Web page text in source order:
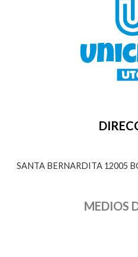
SANTA BERNARDITA 12005
MEDIOS